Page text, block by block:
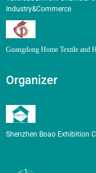
Industry&Commerce
Guangdong Home Textile and
Organizer
Shenzhen Boao Exhibition